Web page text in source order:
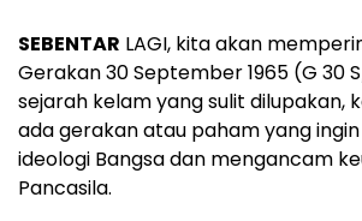
SEBENTAR LAGI, kita akan
Gerakan 30 September 1965 (G 30
sejarah kelam yang sulit dilupakan,
ada gerakan atau paham yang
ideologi Bangsa dan mengancam
Pancasila.